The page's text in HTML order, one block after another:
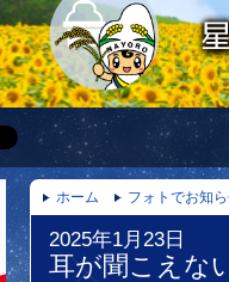
ホーム フォトでお知
2025年1月23日
耳が聞こえな